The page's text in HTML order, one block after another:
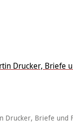
Drucker, Briefe
Drucker, Briefe und